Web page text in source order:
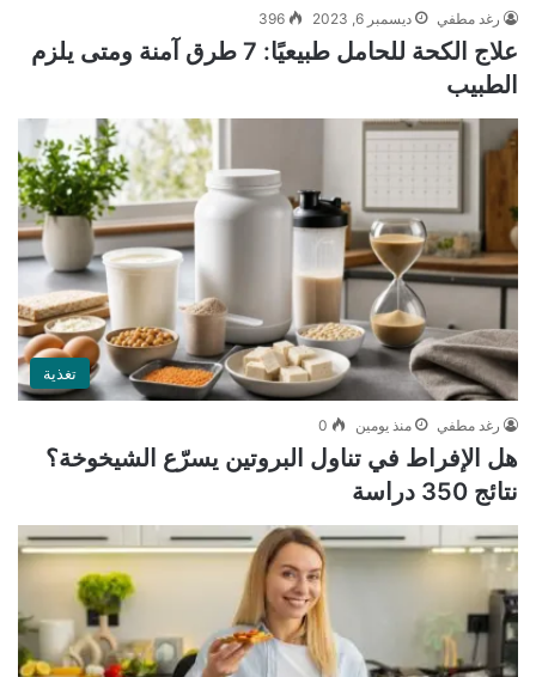
رغد مطفي ديسمبر 6, 2023 396
علاج الكحة للحامل طبيعيًا: 7 طرق آمنة ومتى يلزم
الطبيب
تغذية
رغد مطفي منذ يومين 0
هل الإفراط في تناول البروتين يسرّع الشيخوخة؟
نتائج 350 دراسة